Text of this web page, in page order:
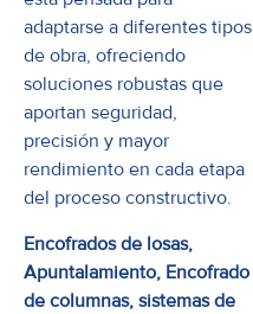
adaptarse a diferentes tipos
de obra, ofreciendo
soluciones robustas que
aportan seguridad,
precisión y mayor
rendimiento en cada etapa
del proceso constructivo.
Encofrados de losas,
Apuntalamiento, Encofrado
de columnas, sistemas de